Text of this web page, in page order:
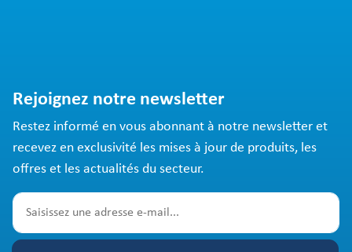
Rejoignez notre newsletter
Restez informé en vous abonnant à notre newsletter et
recevez en exclusivité les mises à jour de produits, les
offres et les actualités du secteur.